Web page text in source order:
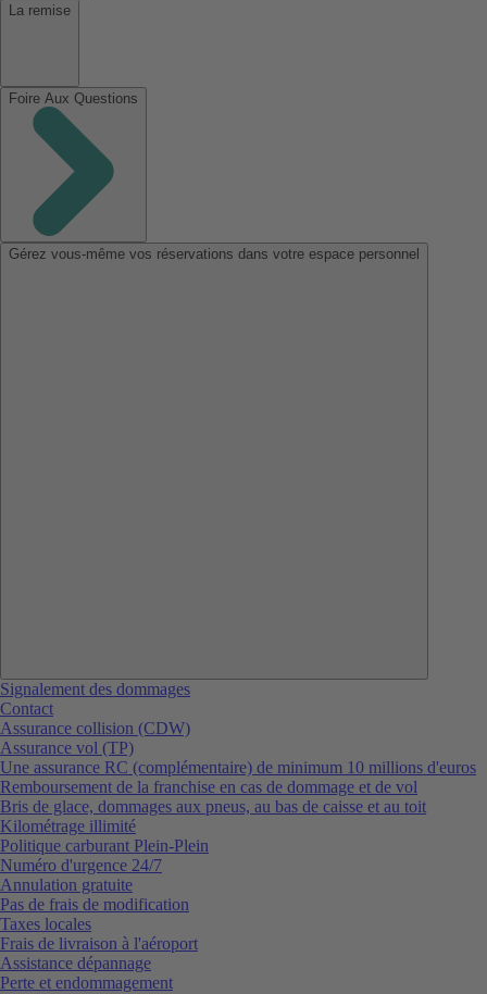
La remise
Foire Aux Questions
Gérez vous-même vos réservations dans votre espace personnel
Signalement des dommages
Contact
Assurance collision (CDW)
Assurance vol (TP)
Une assurance RC (complémentaire) de minimum 10 millions d'euros
Remboursement de la franchise en cas de dommage et de vol
Bris de glace, dommages aux pneus, au bas de caisse et au toit
Kilométrage illimité
Politique carburant Plein-Plein
Numéro d'urgence 24/7
Annulation gratuite
Pas de frais de modification
Taxes locales
Frais de livraison à l'aéroport
Assistance dépannage
Perte et endommagement